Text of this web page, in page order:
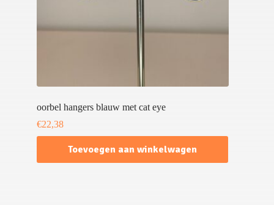
oorbel hangers blauw met cat eye
€22,38
Toevoegen aan winkelwagen